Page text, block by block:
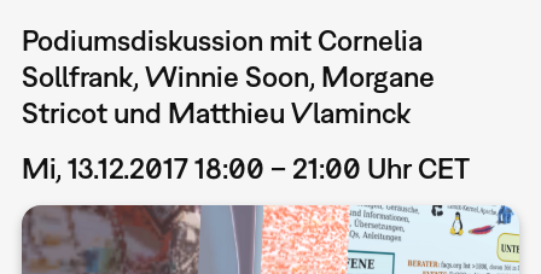
Podiumsdiskussion mit Cornelia
Sollfrank, Winnie Soon, Morgane
Stricot und Matthieu Vlaminck
Mi, 13.12.2017 18:00 – 21:00 Uhr CET